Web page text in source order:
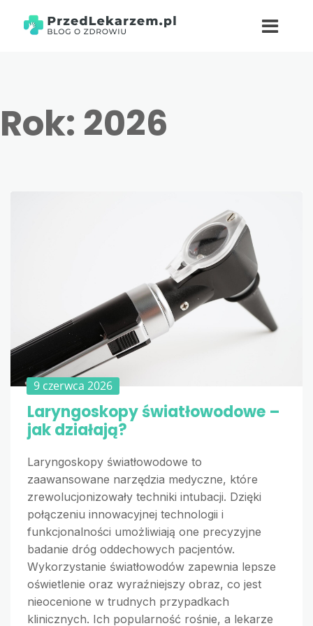
Rok: 2026
9 czerwca 2026
Laryngoskopy światłowodowe –
jak działają?
Laryngoskopy światłowodowe to
zaawansowane narzędzia medyczne, które
zrewolucjonizowały techniki intubacji. Dzięki
połączeniu innowacyjnej technologii i
funkcjonalności umożliwiają one precyzyjne
badanie dróg oddechowych pacjentów.
Wykorzystanie światłowodów zapewnia lepsze
oświetlenie oraz wyraźniejszy obraz, co jest
nieocenione w trudnych przypadkach
klinicznych. Ich popularność rośnie, a lekarze